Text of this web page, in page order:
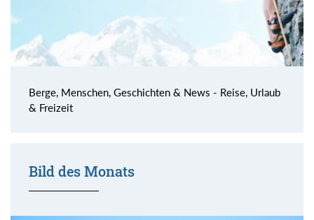
Berge, Menschen, Geschichten & News - Reise, Urlaub
& Freizeit
Bild des Monats